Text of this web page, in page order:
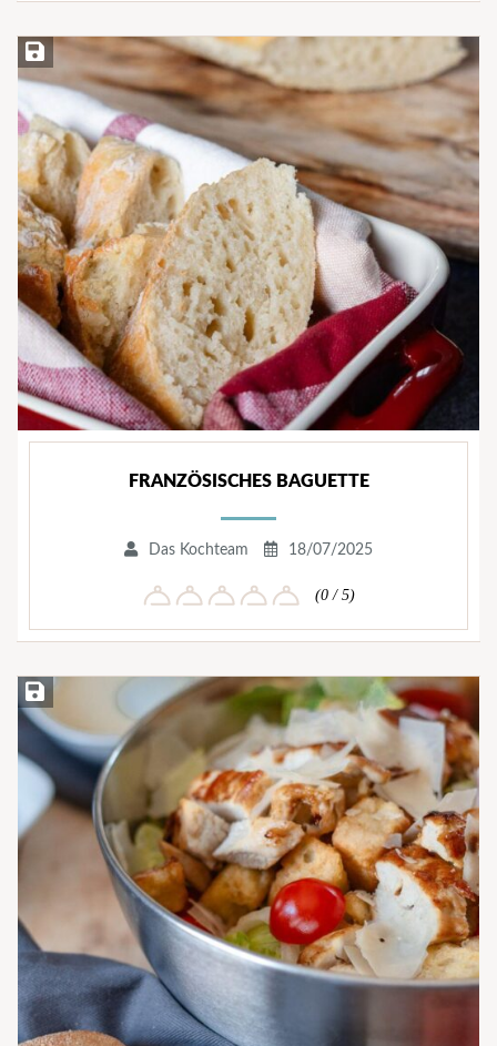
Rezept speichern
FRANZÖSISCHES BAGUETTE
Das Kochteam 18/07/2025
(0 / 5)
Rezept speichern